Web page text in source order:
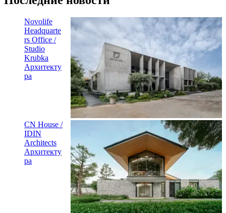
Novolife
Headquarte
rs Office /
Studio
Krubka
Архитекту
ра
CN House /
IDIN
Architects
Архитекту
ра